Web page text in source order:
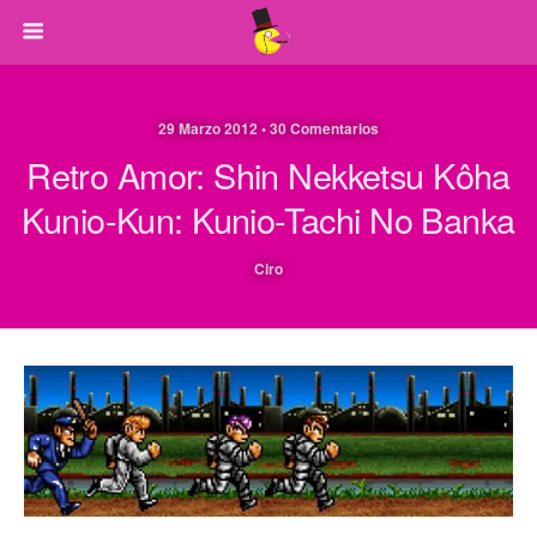
29 Marzo 2012 • 30 Comentarios
Retro Amor: Shin Nekketsu Kôha
Kunio-Kun: Kunio-Tachi No Banka
Ciro